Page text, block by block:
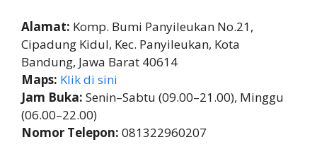
Alamat: Komp. Bumi Panyileukan No.21,
Cipadung Kidul, Kec. Panyileukan, Kota
Bandung, Jawa Barat 40614
Maps: Klik di sini
Jam Buka: Senin–Sabtu (09.00–21.00), Minggu
(06.00–22.00)
Nomor Telepon: 081322960207